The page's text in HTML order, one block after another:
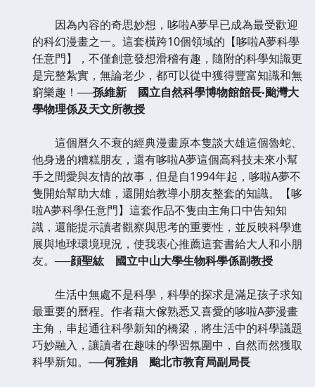
因為內容的奇思妙想，哆啦A夢早已成為最受歡迎
的科幻漫畫之一。這套橫跨10個領域的【哆啦A夢科學
任意門】，不僅創意發想滑稽有趣，隨附的科學知識更
是完整紮實，無論老少，都可以從中獲得豐富知識和無
窮樂趣！ ──孫維新 國立自然科學博物館館長‧颱灣大
學物理係及天文所教授
這個曆久不衰的經典漫畫原本隻談大雄這個魯蛇、
他身邊的糟糕朋友，還有哆啦A夢這個高科技未來小幫
手之間愛與友情的故事，但是自1994年起，哆啦A夢不
隻開始幫助大雄，還開始教導小朋友整套的知識。【哆
啦A夢科學任意門】這套作品不隻由主角口中告知知
識，還能提示讀者觀察與思考的重要性，並反映科學進
展與地球環境現況，使我衷心推薦這套書給大人和小朋
友。 ──顔聖紘 國立中山大學生物科學係副教授
生活中無處不是科學，科學的探求是滿足孩子求知
最重要的曆程。作者藉大傢熟悉又喜愛的哆啦A夢漫畫
主角，串起通往科學新知的橋梁，將生活中的科學議題
巧妙融入，讓讀者在趣味的學習氛圍中，自然而然獲取
科學新知。 ──何雅娟 颱北市教育局副局長